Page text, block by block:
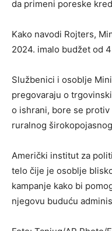
da primeni poreske
Kako navodi Rojters,
2024. imalo budžet od
Službenici i osoblje
pregovaraju o
o ishrani, bore se
ruralnog
Američki institut za
telo čije je osoblje
kampanje kako bi
njegovu buduću